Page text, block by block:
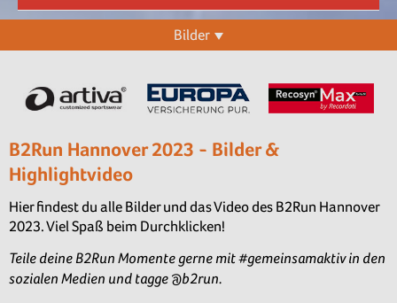
Bilder
B2Run Hannover 2023 - Bilder &
Highlightvideo
Hier findest du alle Bilder und das Video des B2Run Hannover
2023. Viel Spaß beim Durchklicken!
Teile deine B2Run Momente gerne mit #gemeinsamaktiv in den
sozialen Medien und tagge @b2run.